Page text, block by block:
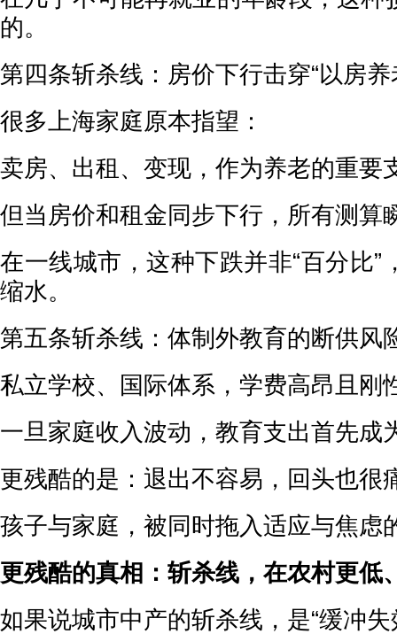
的。
第四条斩杀线：房价下行击穿“以房养
很多上海家庭原本指望：
卖房、出租、变现，作为养老的重要
但当房价和租金同步下行，所有测算
在一线城市，这种下跌并非“百分比”
缩水。
第五条斩杀线：体制外教育的断供风
私立学校、国际体系，学费高昂且刚
一旦家庭收入波动，教育支出首先成
更残酷的是：退出不容易，回头也很
孩子与家庭，被同时拖入适应与焦虑
更残酷的真相：斩杀线，在农村更低
如果说城市中产的斩杀线，是“缓冲失